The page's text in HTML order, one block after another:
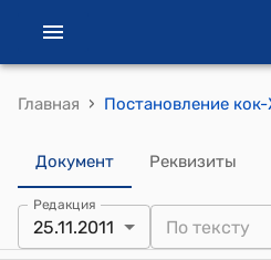
Главная ›
Документ Реквизиты
Редакция
25.11.2011